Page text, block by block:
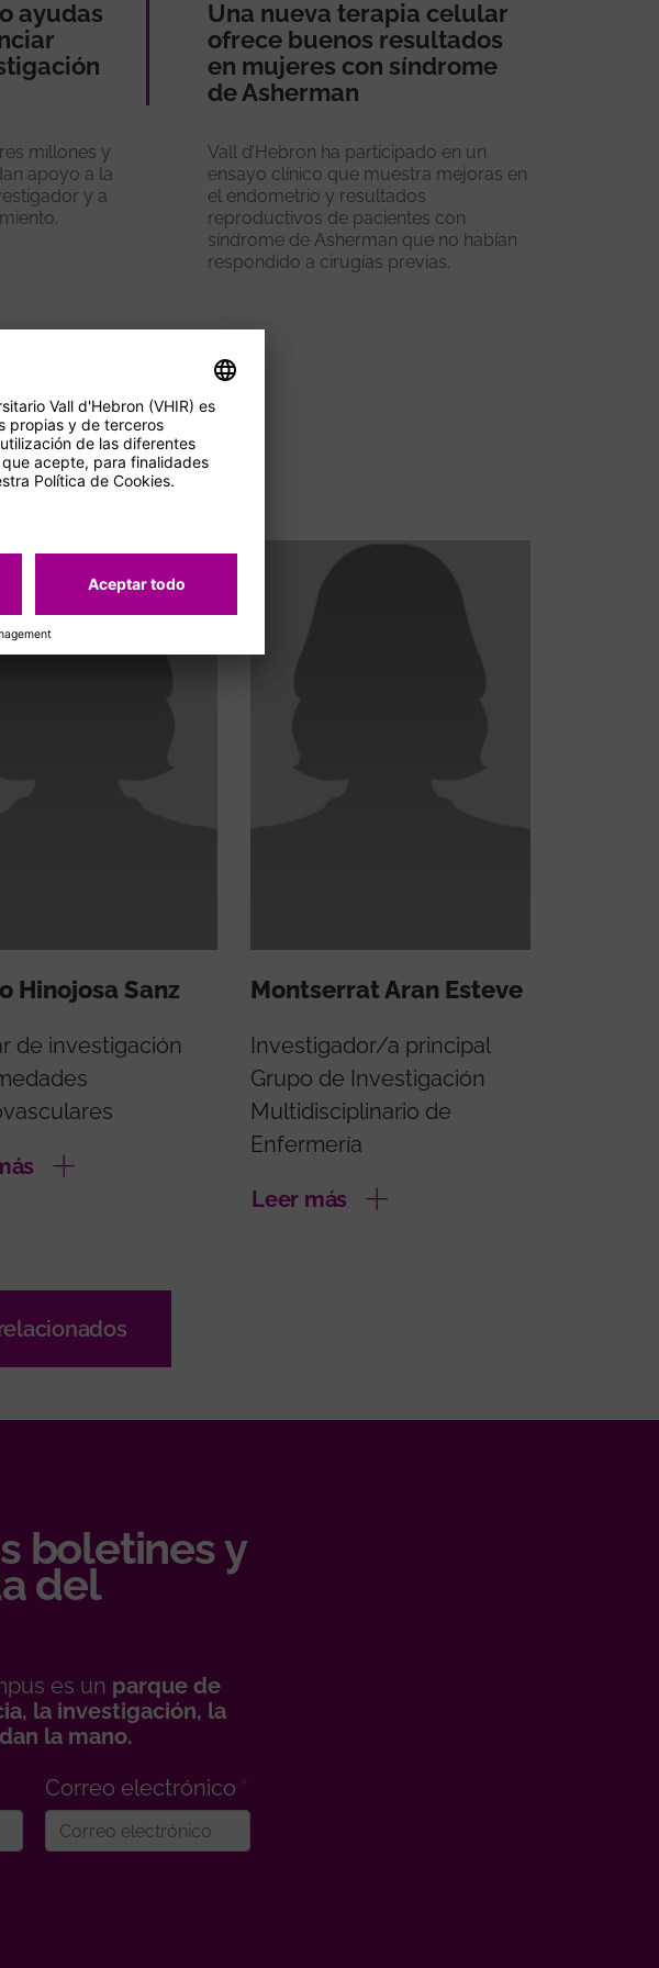
ayudas
millones y
apoyo a la
y a
Una nueva terapia celular
ofrece buenos resultados
en mujeres con síndrome
de Asherman
Vall d’Hebron ha participado en un
ensayo clínico que muestra mejoras en
el endometrio y resultados
reproductivos de pacientes con
síndrome de Asherman que no habían
respondido a cirugías previas.
Hinojosa Sanz
de investigación
Montserrat Aran Esteve
Investigador/a principal
Grupo de Investigación
Multidisciplinario de
Enfermería
Leer más
boletines y
del
es un parque de
la investigación, la
la mano.
Correo electrónico